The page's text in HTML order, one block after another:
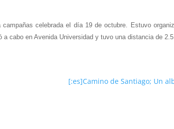
celebrada el día 19 de octubre. Estuvo
cabo en Avenida Universidad y tuvo una distancia de
[:es]Camino de Santiago; Un